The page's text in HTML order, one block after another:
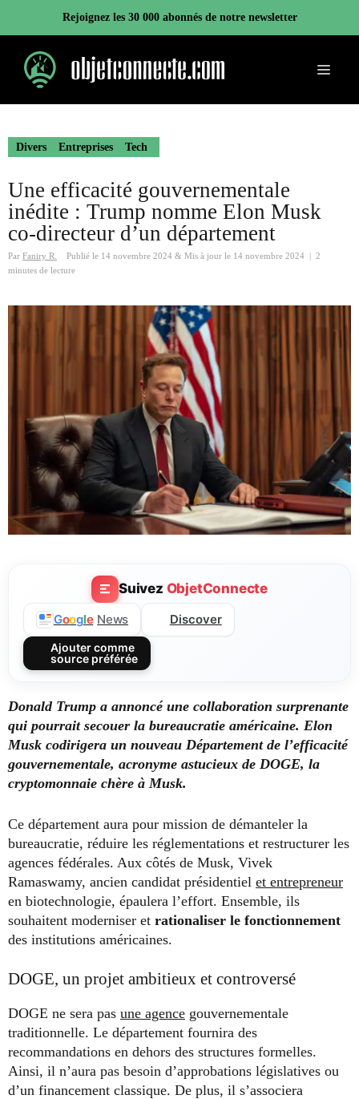
contenu
Rejoignez les 30 000 abonnés de notre newsletter
Menu
Divers Entreprises Tech
Une efficacité gouvernementale
inédite : Trump nomme Elon Musk
co-directeur d’un département
Par Faniry R. Publié le 14 novembre 2024 & Mis à jour le 14 novembre 2024
2
minutes de lecture
Suivez ObjetConnecte
Google News Discover
Ajouter comme
source préférée
Donald Trump a annoncé une collaboration surprenante
qui pourrait secouer la bureaucratie américaine. Elon
Musk codirigera un nouveau Département de l’efficacité
gouvernementale, acronyme astucieux de DOGE, la
cryptomonnaie chère à Musk.
Ce département aura pour mission de démanteler la
bureaucratie, réduire les réglementations et restructurer les
agences fédérales. Aux côtés de Musk, Vivek
Ramaswamy, ancien candidat présidentiel et entrepreneur
en biotechnologie, épaulera l’effort. Ensemble, ils
souhaitent moderniser et rationaliser le fonctionnement
des institutions américaines.
DOGE, un projet ambitieux et controversé
DOGE ne sera pas une agence gouvernementale
traditionnelle. Le département fournira des
recommandations en dehors des structures formelles.
Ainsi, il n’aura pas besoin d’approbations législatives ou
d’un financement classique. De plus, il s’associera